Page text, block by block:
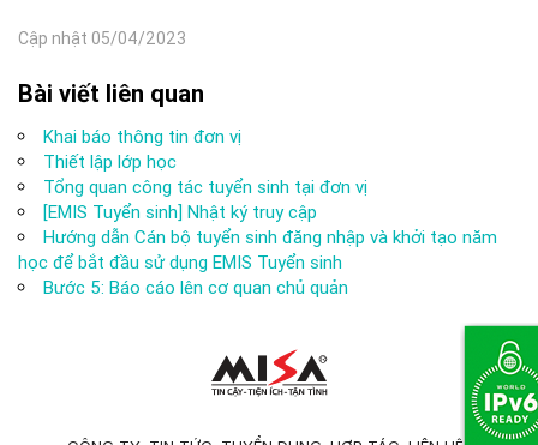
Cập nhật 05/04/2023
Bài viết liên quan
Khai báo thông tin đơn vị
Thiết lập lớp học
Tổng quan công tác tuyển sinh tại đơn vị
[EMIS Tuyển sinh] Nhật ký truy cập
Hướng dẫn Cán bộ tuyển sinh đăng nhập và khởi tạo năm
học để bắt đầu sử dụng EMIS Tuyển sinh
Bước 5: Báo cáo lên cơ quan chủ quản